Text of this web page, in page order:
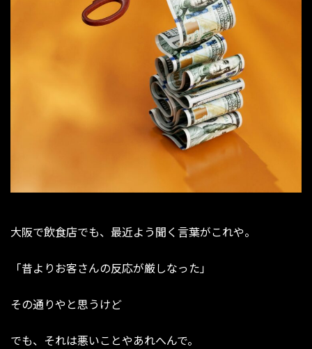
大阪で飲食店でも、最近よう聞く言葉がこれや。
「昔よりお客さんの反応が厳しなった」
その通りやと思うけど
でも、それは悪いことやあれへんで。